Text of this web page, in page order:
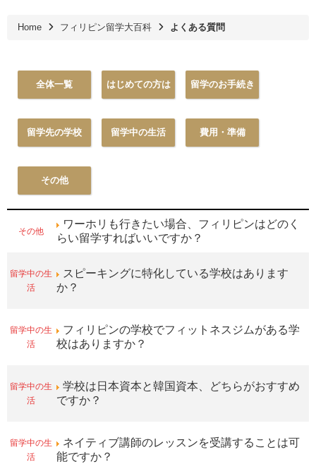
Home フィリピン留学大百科 よくある質問
全体一覧 はじめての方は 留学のお手続き
留学先の学校 留学中の生活 費用・準備
その他
その他
ワーホリも行きたい場合、フィリピンはどのく
らい留学すればいいですか？
留学中の生
活
スピーキングに特化している学校はあります
か？
留学中の生
活
フィリピンの学校でフィットネスジムがある学
校はありますか？
留学中の生
活
学校は日本資本と韓国資本、どちらがおすすめ
ですか？
留学中の生
活
ネイティブ講師のレッスンを受講することは可
能ですか？